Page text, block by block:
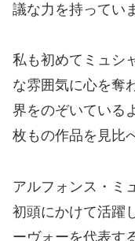
議な力を持ってい
私も初めてミュシ
な雰囲気に心を奪
界をのぞいている
枚もの作品を見比
アルフォンス・ミ
初頭にかけて活躍
ーヴォーを代表す